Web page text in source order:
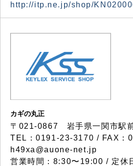
http://itp.ne.jp/shop/
カギの丸正
〒021-0867 岩手県一関市駅
TEL：0191-23-3170 / FAX：
h49xa@auone-net.jp
営業時間：8:30〜19:00 / 定休